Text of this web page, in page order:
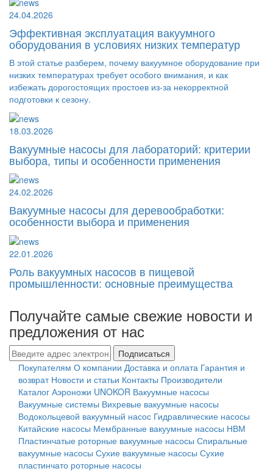
24.04.2026
Эффективная эксплуатация вакуумного
оборудования в условиях низких температур
В этой статье разберем, почему вакуумное оборудование при
низких температурах требует особого внимания, и как
избежать дорогостоящих простоев из-за некорректной
подготовки к сезону.
18.03.2026
Вакуумные насосы для лабораторий: критерии
выбора, типы и особенности применения
24.02.2026
Вакуумные насосы для деревообработки:
особенности выбора и применения
22.01.2026
Роль вакуумных насосов в пищевой
промышленности: основные преимущества
Получайте самые свежие новости и
предложения от нас
Подписаться
Покупателям О компании Доставка и оплата Гарантия и
возврат Новости и статьи Контакты Производители
Каталог Аэроножи UNOKOR Вакуумные насосы
Вакуумные системы Вихревые вакуумные насосы
Водокольцевой вакуумный насос Гидравлические насосы
Китайские насосы Мембранные вакуумные насосы НВМ
Пластинчатые роторные вакуумные насосы Спиральные
вакуумные насосы Сухие вакуумные насосы Сухие
пластинчато роторные насосы